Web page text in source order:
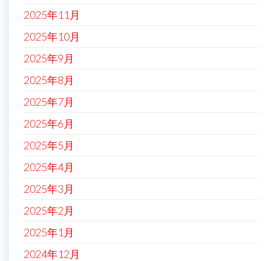
2025年11月
2025年10月
2025年9月
2025年8月
2025年7月
2025年6月
2025年5月
2025年4月
2025年3月
2025年2月
2025年1月
2024年12月